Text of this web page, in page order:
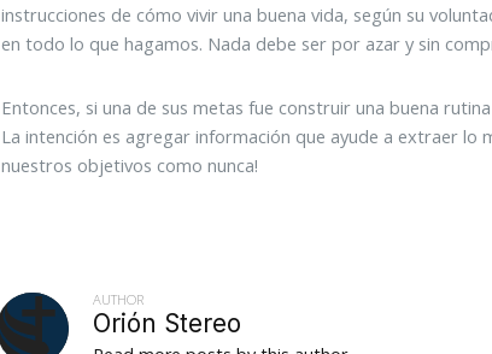
instrucciones de cómo vivir una buena vida, según su
en todo lo que hagamos. Nada debe ser por azar y sin
Entonces, si una de sus metas fue construir una buena
La intención es agregar información que ayude a extraer lo
nuestros objetivos como nunca!
AUTHOR
Orión Stereo